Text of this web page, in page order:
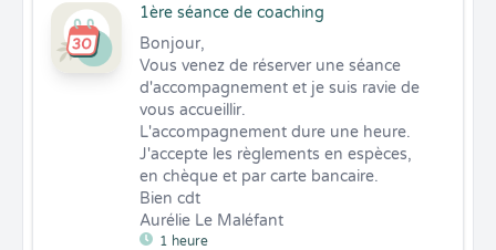
1ère séance de coaching
1 heure
Bonjour,
Vous venez de réserver une séance
d'accompagnement et je suis ravie de
vous accueillir.
L'accompagnement dure une heure.
J'accepte les règlements en espèces,
en chèque et par carte bancaire.
Bien cdt
Aurélie Le Maléfant